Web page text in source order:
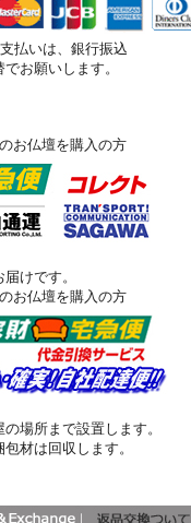
払いは、銀行振込
お願いします。
お仏壇を購入の方
けです。
お仏壇を購入の方
場所まで設置します。
材は回収します。